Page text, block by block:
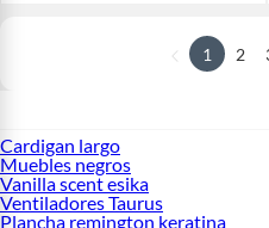
1 2
Cardigan largo
Muebles negros
Vanilla scent esika
Ventiladores Taurus
Plancha remington keratina